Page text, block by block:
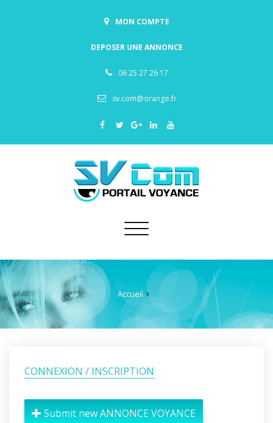
MON COMPTE
DEPOSER UNE ANNONCE
06 25 27 26 17
sv.com@orange.fr
Toggle
Accueil
CONNEXION / INSCRIPTION
Submit new ANNONCE VOYANCE